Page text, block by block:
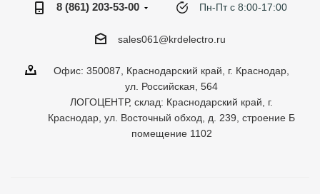
8 (861) 203-53-00 Пн-Пт с 8:00-17:00
sales061@krdelectro.ru
Офис: 350087, Краснодарский край, г. Краснодар,
ул. Российская, 564
ЛОГОЦЕНТР, склад: Краснодарский край, г.
Краснодар, ул. Восточный обход, д. 239, строение Б
помещение 1102